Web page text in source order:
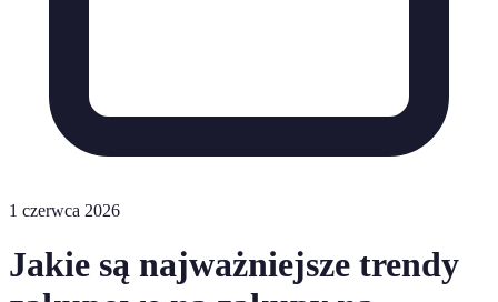
1 czerwca 2026
Jakie są najważniejsze trendy